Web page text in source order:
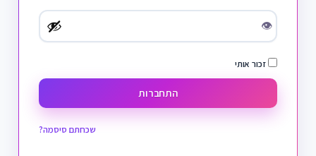
👁
זכור אותי
התחברות
שכחתם סיסמה?